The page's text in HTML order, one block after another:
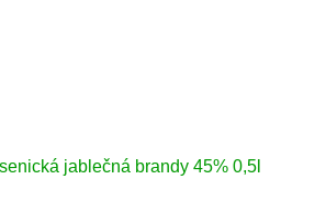
jablečná brandy 45% 0,5l